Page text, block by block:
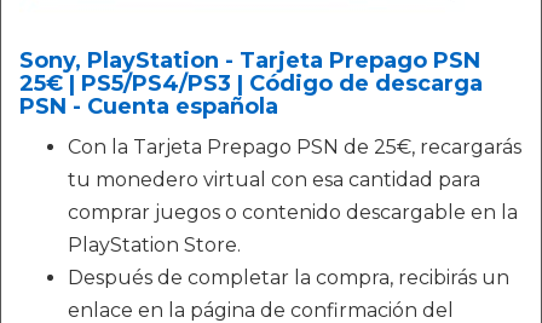
Sony, PlayStation - Tarjeta Prepago PSN
25€ | PS5/PS4/PS3 | Código de descarga
PSN - Cuenta española
Con la Tarjeta Prepago PSN de 25€, recargarás
tu monedero virtual con esa cantidad para
comprar juegos o contenido descargable en la
PlayStation Store.
Después de completar la compra, recibirás un
enlace en la página de confirmación del